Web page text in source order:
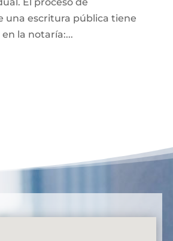
una escritura pública tiene
la notaría:...